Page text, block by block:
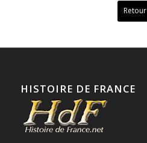
Retour
HISTOIRE DE FRANCE